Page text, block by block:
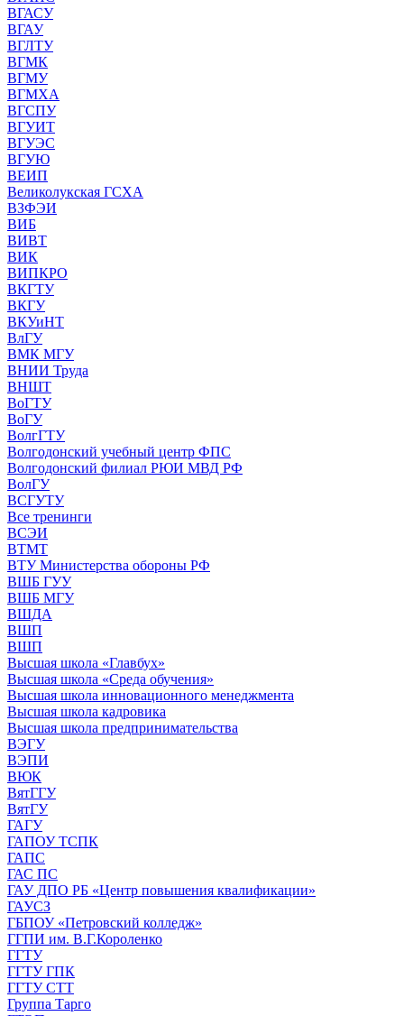
ВГАСУ
ВГАУ
ВГЛТУ
ВГМК
ВГМУ
ВГМХА
ВГСПУ
ВГУИТ
ВГУЭС
ВГУЮ
ВЕИП
Великолукская ГСХА
ВЗФЭИ
ВИБ
ВИВТ
ВИК
ВИПКРО
ВКГТУ
ВКГУ
ВКУиНТ
ВлГУ
ВМК МГУ
ВНИИ Труда
ВНШТ
ВоГТУ
ВоГУ
ВолгГТУ
Волгодонский учебный центр ФПС
Волгодонский филиал РЮИ МВД РФ
ВолГУ
ВСГУТУ
Все тренинги
ВСЭИ
ВТМТ
ВТУ Министерства обороны РФ
ВШБ ГУУ
ВШБ МГУ
ВШДА
ВШП
ВШП
Высшая школа «Главбух»
Высшая школа «Среда обучения»
Высшая школа инновационного менеджмента
Высшая школа кадровика
Высшая школа предпринимательства
ВЭГУ
ВЭПИ
ВЮК
ВятГГУ
ВятГУ
ГАГУ
ГАПОУ ТСПК
ГАПС
ГАС ПС
ГАУ ДПО РБ «Центр повышения квалификации»
ГАУСЗ
ГБПОУ «Петровский колледж»
ГГПИ им. В.Г.Короленко
ГГТУ
ГГТУ ГПК
ГГТУ СТТ
Группа Тарго